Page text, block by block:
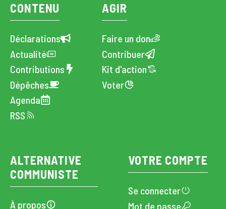
CONTENU
Déclarations
Actualité
Contributions
Dépêches
Agenda
RSS
AGIR
Faire un don
Contribuer
Kit d'action
Voter
ALTERNATIVE
COMMUNISTE
À propos
VOTRE COMPTE
Se connecter
Mot de passe